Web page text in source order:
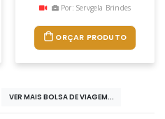
Por: Servgela Brindes
ORÇAR PRODUTO
VER MAIS BOLSA DE VIAGEM...